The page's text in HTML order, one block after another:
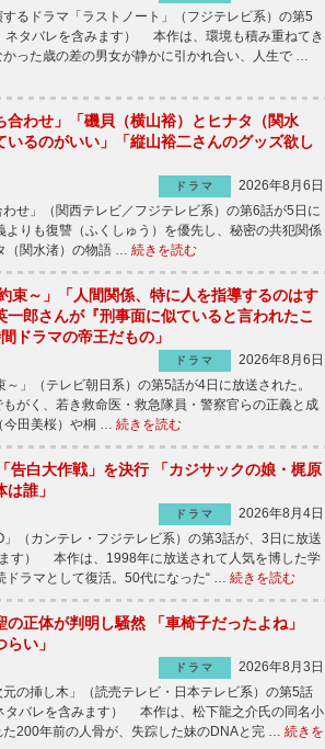
るドラマ「ラストノート」（フジテレビ系）の第5
ネタバレを含みます） 本作は、環境も積み重ねてき
った歳の差の男女が静かに引かれ合い、人生で …
合わせ」「磯貝（横山裕）とヒナタ（関水
るのがいい」「縦山裕二さんのグッズ欲し
ドラマ
2026年8月6日
せ」（関西テレビ／フジテレビ系）の第6話が5日に
りも復讐（ふくしゅう）を優先し、秘密の共犯関係
（関水渚）の物語 … 続きを読む
束～」「人間関係、特に人を指導するのはす
郎さんが『刑事面に似ていると言われたこ
ドラマの帝王だもの」
ドラマ
2026年8月6日
」（テレビ朝日系）の第5話が4日に放送された。
がく、若き救命医・救急隊員・警察官らの正義と成
今田美桜）や桐 … 続きを読む
告白大作戦」を決行 「カジサックの娘・梶原
誰」
ドラマ
2026年8月4日
（カンテレ・フジテレビ系）の第3話が、3日に放送
す） 本作は、1998年に放送されて人気を博した学
ドラマとして復活。50代になった“ … 続きを読む
の正体が判明し騒然 「車椅子だったよね」
い」
ドラマ
2026年8月3日
の挿し木」（読売テレビ・日本テレビ系）の第5話
タバレを含みます） 本作は、松下龍之介氏の同名小
200年前の人骨が、失踪した妹のDNAと完 … 続きを